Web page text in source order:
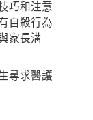
巧和注意
自殺行為
家長溝
尋求醫護